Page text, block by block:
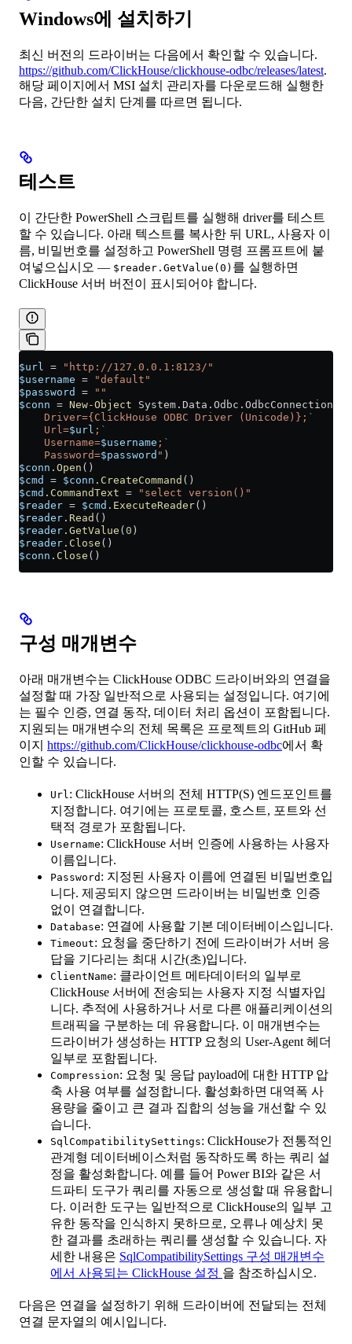
Windows에 설치하기
최신 버전의 드라이버는 다음에서 확인할 수 있습니다.
https://github.com/ClickHouse/clickhouse-odbc/releases/latest.
해당 페이지에서 MSI 설치 관리자를 다운로드해 실행한
다음, 간단한 설치 단계를 따르면 됩니다.
테스트
이 간단한 PowerShell 스크립트를 실행해 driver를 테스트
할 수 있습니다. 아래 텍스트를 복사한 뒤 URL, 사용자 이
름, 비밀번호를 설정하고 PowerShell 명령 프롬프트에 붙
여넣으십시오 — $reader.GetValue(0) 를 실행하면
ClickHouse 서버 버전이 표시되어야 합니다.
$url = "http://127.0.0.1:8123/"
$username = "default"
$password
= ""
$conn = New-Object System.Data.Odbc.OdbcConnection(
    Driver={ClickHouse ODBC Driver (Unicode)};
`
    Url=
$url ; `
    Username=
$username ; `
    Password=
$password " )
$conn .Open ()
$cmd
= $conn .CreateCommand ()
$cmd .CommandText = "select version()"
$reader = $cmd .ExecuteReader()
$reader .Read ()
$reader .GetValue (0 )
$reader .Close ()
$conn .Close ()
구성 매개변수
아래 매개변수는 ClickHouse ODBC 드라이버와의 연결을
설정할 때 가장 일반적으로 사용되는 설정입니다. 여기에
는 필수 인증, 연결 동작, 데이터 처리 옵션이 포함됩니다.
지원되는 매개변수의 전체 목록은 프로젝트의 GitHub 페
이지 https://github.com/ClickHouse/clickhouse-odbc에서 확
인할 수 있습니다.
Url : ClickHouse 서버의 전체 HTTP(S) 엔드포인트를
지정합니다. 여기에는 프로토콜, 호스트, 포트와 선
택적 경로가 포함됩니다.
Username: ClickHouse 서버 인증에 사용하는 사용자
이름입니다.
Password : 지정된 사용자 이름에 연결된 비밀번호입
니다. 제공되지 않으면 드라이버는 비밀번호 인증
없이 연결합니다.
Database: 연결에 사용할 기본 데이터베이스입니다.
Timeout: 요청을 중단하기 전에 드라이버가 서버 응
답을 기다리는 최대 시간(초)입니다.
ClientName: 클라이언트 메타데이터의 일부로
ClickHouse 서버에 전송되는 사용자 지정 식별자입
니다. 추적에 사용하거나 서로 다른 애플리케이션의
트래픽을 구분하는 데 유용합니다. 이 매개변수는
드라이버가 생성하는 HTTP 요청의 User-Agent 헤더
일부로 포함됩니다.
Compression: 요청 및 응답 payload에 대한 HTTP 압
축 사용 여부를 설정합니다. 활성화하면 대역폭 사
용량을 줄이고 큰 결과 집합의 성능을 개선할 수 있
습니다.
SqlCompatibilitySettings: ClickHouse가 전통적인
관계형 데이터베이스처럼 동작하도록 하는 쿼리 설
정을 활성화합니다. 예를 들어 Power BI와 같은 서
드파티 도구가 쿼리를 자동으로 생성할 때 유용합니
다. 이러한 도구는 일반적으로 ClickHouse의 일부 고
유한 동작을 인식하지 못하므로, 오류나 예상치 못
한 결과를 초래하는 쿼리를 생성할 수 있습니다. 자
세한 내용은 SqlCompatibilitySettings 구성 매개변수
에서 사용되는 ClickHouse 설정 을 참조하십시오.
다음은 연결을 설정하기 위해 드라이버에 전달되는 전체
연결 문자열의 예시입니다.